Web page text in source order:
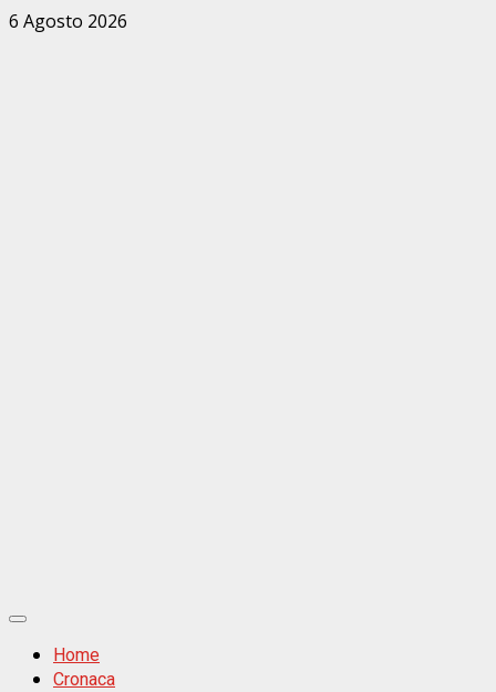
Zum
6 Agosto 2026
Primäres
MenüHome
Cronaca